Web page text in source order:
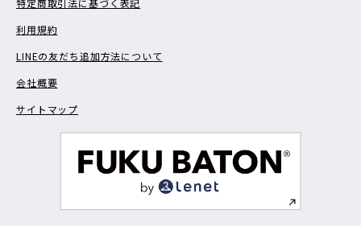
利用規約
LINEの友だち追加方法について
会社概要
サイトマップ